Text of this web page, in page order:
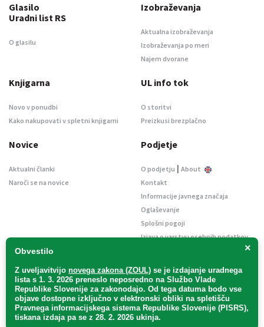
×
Obvestilo
Z uveljavitvijo novega zakona (ZOUL) se je izdajanje uradnega
lista s 1. 3. 2026 preneslo neposredno na Službo Vlade
Republike Slovenije za zakonodajo. Od tega datuma bodo vse
objave dostopne izključno v elektronski obliki na spletišču
Pravnega informacijskega sistema Republike Slovenije (PISRS),
tiskana izdaja pa se z 28. 2. 2026 ukinja.
Glasilo
Uradni list RS
O glasilu
Izobraževanja
Aktualna izobraževanja
Izobraževanja po meri
Najem dvorane
Knjigarna
Novo v ponudbi
Kako nakupovati v spletni knjigarni
UL info tok
O storitvi
Preizkusi brezplačno
Novice
Aktualni članki
Naroči se na novice
Podjetje
O podjetju | About
Kontakt
Informacije javnega značaja
Oglaševanje
Splošni pogoji
Izjava o varstvu osebnih podatkov
Uradni list d. o. o. – v likvidaciji / Vse pravice pridržane.